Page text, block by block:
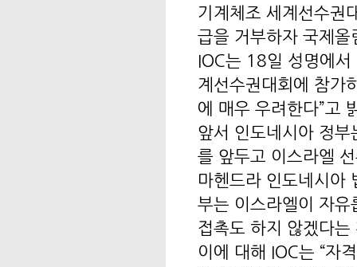
기계체조 세계선수권
급을 거부하자 국제
IOC는 18일 성명에
계선수권대회에 참가
에 매우 우려한다”고
앞서 인도네시아 정
를 앞두고 이스라엘
마헨드라 인도네시아
부는 이스라엘이 자
접촉도 하지 않겠다는
이에 대해 IOC는 “자